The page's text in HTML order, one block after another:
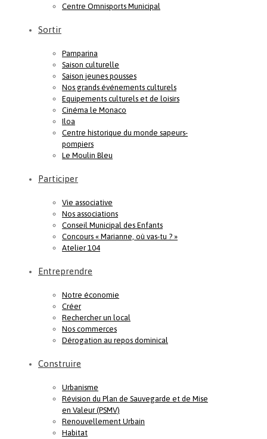
Centre Omnisports Municipal
Sortir
Pamparina
Saison culturelle
Saison jeunes pousses
Nos grands événements culturels
Equipements culturels et de loisirs
Cinéma le Monaco
Iloa
Centre historique du monde sapeurs-
pompiers
Le Moulin Bleu
Participer
Vie associative
Nos associations
Conseil Municipal des Enfants
Concours « Marianne, où vas-tu ? »
Atelier 104
Entreprendre
Notre économie
Créer
Rechercher un local
Nos commerces
Dérogation au repos dominical
Construire
Urbanisme
Révision du Plan de Sauvegarde et de Mise
en Valeur (PSMV)
Renouvellement Urbain
Habitat